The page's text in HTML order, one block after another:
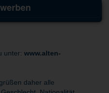
unter: www.alten-
daher alle